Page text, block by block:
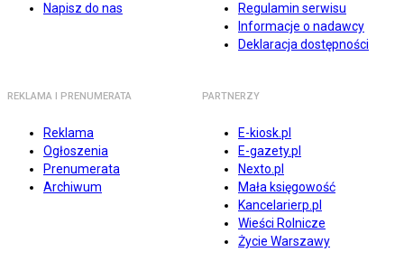
Napisz do nas
Regulamin serwisu
Informacje o nadawcy
Deklaracja dostępności
REKLAMA I PRENUMERATA
Reklama
Ogłoszenia
Prenumerata
Archiwum
PARTNERZY
E-kiosk.pl
E-gazety.pl
Nexto.pl
Mała księgowość
Kancelarierp.pl
Wieści Rolnicze
Życie Warszawy